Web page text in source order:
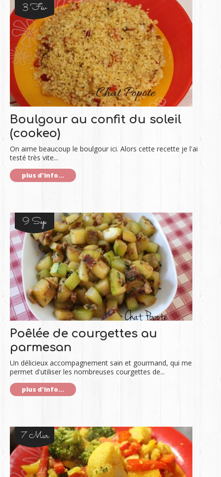
3 Fév
Boulgour au confit du soleil
(cookeo)
On aime beaucoup le boulgour ici. Alors cette recette je l'ai
testé très vite...
plus d'info...
9 Sep
Poêlée de courgettes au
parmesan
Un délicieux accompagnement sain et gourmand, qui me
permet d'utiliser les nombreuses courgettes de...
plus d'info...
7 Mar